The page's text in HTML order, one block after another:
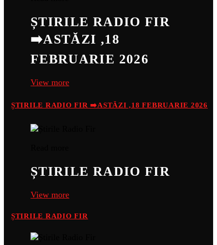
ȘTIRILE RADIO FIR
➡️ASTĂZI ,18
FEBRUARIE 2026
View more
ȘTIRILE RADIO FIR ➡️ASTĂZI ,18 FEBRUARIE 2026
ȘTIRILE RADIO FIR
View more
ȘTIRILE RADIO FIR